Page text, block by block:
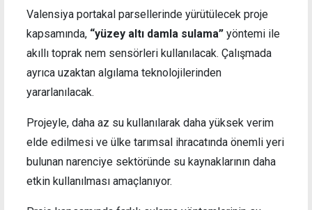
Valensiya portakal parsellerinde yürütülecek proje
kapsamında, “yüzey altı damla sulama” yöntemi ile
akıllı toprak nem sensörleri kullanılacak. Çalışmada
ayrıca uzaktan algılama teknolojilerinden
yararlanılacak.
Projeyle, daha az su kullanılarak daha yüksek verim
elde edilmesi ve ülke tarımsal ihracatında önemli yeri
bulunan narenciye sektöründe su kaynaklarının daha
etkin kullanılması amaçlanıyor.